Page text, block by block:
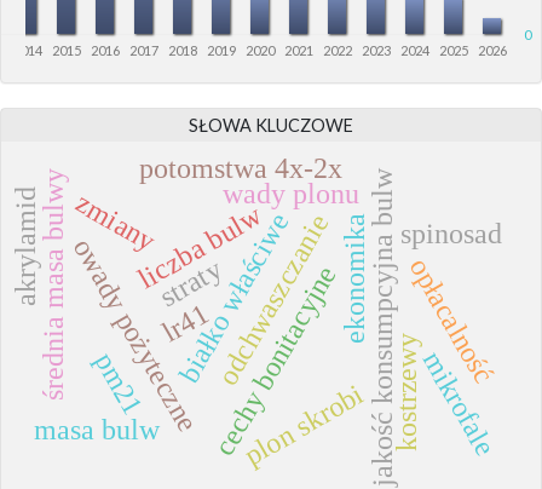
0
2014 2015 2016 2017 2018 2019 2020 2021 2022 2023 2024 2025 2026
SŁOWA KLUCZOWE
cechy bonitacyjne
białko właściwe jakość konsumpcyjna bulw
owady pożyteczne spinosad
plon skrobi
wady plonu
liczba bulw
masa bulw
średnia masa bulwy odchwaszczanie opłacalność
ekonomika
potomstwa 4x-2x
kostrzewy
lr41
pm21 mikrofale
zmiany
akrylamid straty